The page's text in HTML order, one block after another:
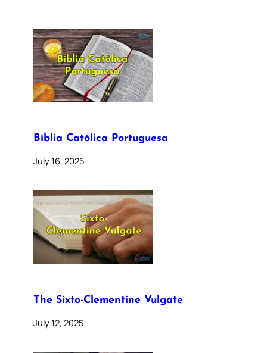
Bíblia Católica Portuguesa
July 16, 2025
The Sixto-Clementine Vulgate
July 12, 2025